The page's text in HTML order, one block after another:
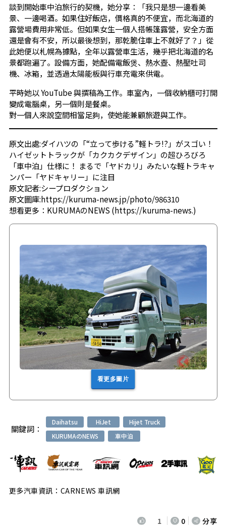
談到開始車中泊旅行的契機，她分享：「我只是想一邊看美
景、一邊喝酒。如果住好飯店，價格真的不便宜，而北海道的
露營場費用非常低。但如果女生一個人搭帳篷露營，安全方面
還是會有不安，所以最後想到，那乾脆住車上不就好了？」從
此她便以札幌為據點，全年以露營車生活，幾乎把北海道的名
景都跑遍了。設備方面，她配備電飯煲、熱水壺、熱壓吐司
機、冰箱，並透過太陽能板與行車充電來供電。
平時她以 YouTube 與撰稿為工作。車室內，一個收納櫃可打開
變成電腦桌，另一個則是餐桌。
對一個人來說空間相當足夠，使她能兼顧旅遊與工作。
原文出處:ダイハツの「“立って歩ける”軽トラ!?」がスゴい！
ハイゼットトラックが「カクカクデザイン」の超ひろびろ
「車中泊」仕様に！ まるで「ヤドカリ」みたいな軽トラキャ
ンパー「ヤドキャリー」に注目
原文記者:シープロダクション
原文圖庫:https://kuruma-news.jp/photo/986310
想看更多： KURUMAのNEWS (https://kuruma-news.)
看更多圖片
關鍵詞：
Daihatsu HiJet
Hijet Truck
KURUMAのNEWS
車中泊
更多汽車資訊：CARNEWS 車訊網
1 0 分享